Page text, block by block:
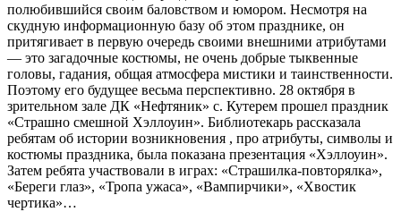
полюбившийся своим баловством и юмором. Несмотря на
скудную информационную базу об этом празднике, он
притягивает в первую очередь своими внешними атрибутами
— это загадочные костюмы, не очень добрые тыквенные
головы, гадания, общая атмосфера мистики и таинственности.
Поэтому его будущее весьма перспективно. 28 октября в
зрительном зале ДК «Нефтяник» с. Кутерем прошел праздник
«Страшно смешной Хэллоуин». Библиотекарь рассказала
ребятам об истории возникновения , про атрибуты, символы и
костюмы праздника, была показана презентация «Хэллоуин».
Затем ребята участвовали в играх: «Страшилка-повторялка»,
«Береги глаз», «Тропа ужаса», «Вампирчики», «Хвостик
чертика»…